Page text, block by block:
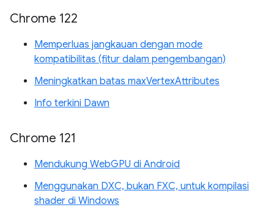
Chrome 122
Memperluas jangkauan dengan mode
kompatibilitas (fitur dalam pengembangan)
Meningkatkan batas maxVertexAttributes
Info terkini Dawn
Chrome 121
Mendukung WebGPU di Android
Menggunakan DXC, bukan FXC, untuk kompilasi
shader di Windows